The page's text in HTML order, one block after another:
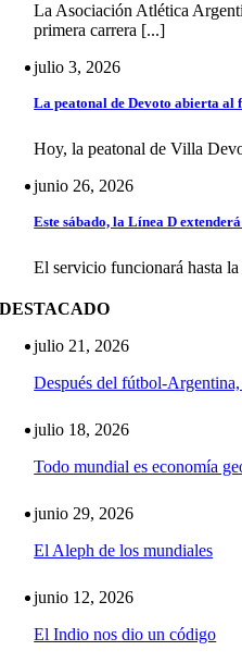
La Asociación Atlética
primera carrera [...]
julio 3, 2026
La peatonal de Devoto abierta al
Hoy, la peatonal de Villa
junio 26, 2026
Este sábado, la Línea D
El servicio funcionará hasta
DESTACADO
julio 21, 2026
Después del fútbol-
julio 18, 2026
Todo mundial es economía
junio 29, 2026
El Aleph de los mundiales
junio 12, 2026
El Indio nos dio un código